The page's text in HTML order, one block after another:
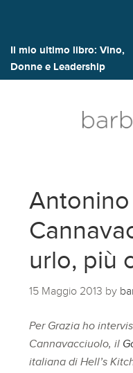
Il mio ultimo libro: Vino,
Donne e Leadership
Antonino
urlo, più
15 Maggio 2013 by
Per Grazia ho
Cannavacciuolo, il
italiana di Hell’s